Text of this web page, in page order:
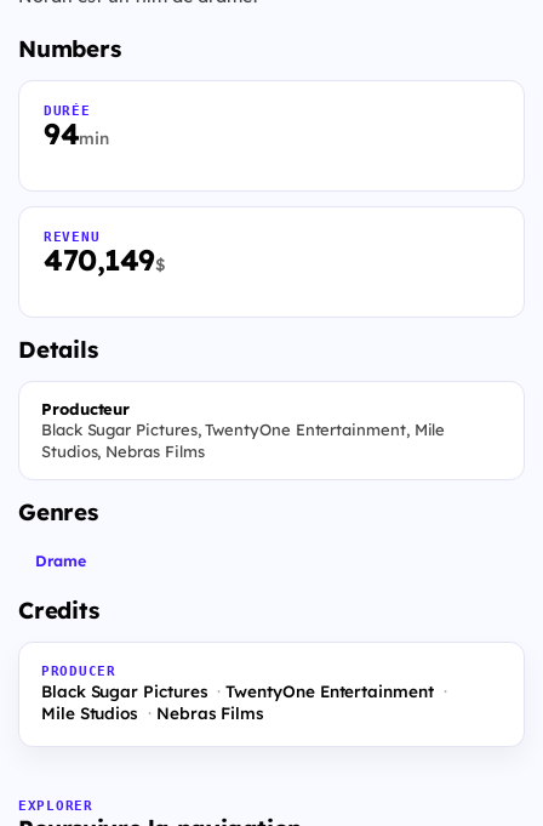
Numbers
94min
DURÉE
470,149$
REVENU
Details
Producteur
Black Sugar Pictures, TwentyOne Entertainment, Mile
Studios, Nebras Films
Genres
Drame
Credits
PRODUCER
Black Sugar Pictures
TwentyOne Entertainment
Mile Studios
Nebras Films
EXPLORER